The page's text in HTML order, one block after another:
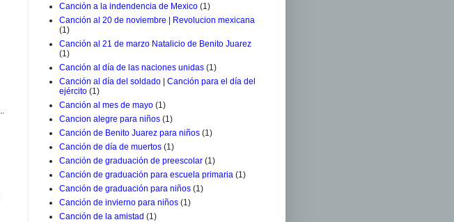
Canción a la indendencia de Mexico (1)
Canción al 20 de noviembre | Revolucion mexicana
(1)
Canción al 21 de marzo Natalicio de Benito Juarez
(1)
Canción al día de las naciones unidas (1)
Canción al día del soldado | Canción para el día del
ejército (1)
Canción al mes de mayo (1)
Cancion alegre para niños (1)
Canción de Benito Juarez para niños (1)
Canción de día de muertos (1)
Canción de graduación de preescolar (1)
Canción de graduación para escuela primaria (1)
Canción de graduación para niños (1)
Canción de invierno para niños (1)
Canción de la amistad (1)